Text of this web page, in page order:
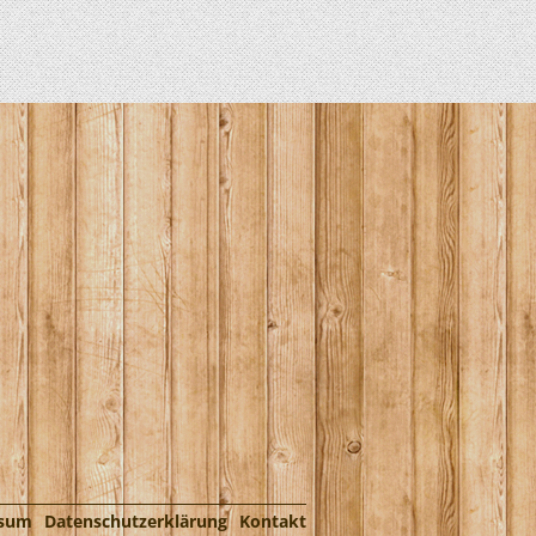
Datenschutzerklärung Kontakt